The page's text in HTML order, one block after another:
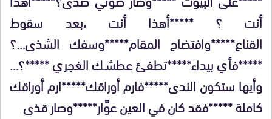
أنت ؟ *****أهذا أنت ،بعد سقوط
القناع*****وافتضاح المقام*****وسفك الشذى…؟
*****فأي بيداء*****تطفئ عطشك الغجري *****؟…
وأيها ستكون الندى*****فارم أوراقك*****ارم أوراقك
كاملة *****فقد كان في العين عوَّار*****وصار قذى